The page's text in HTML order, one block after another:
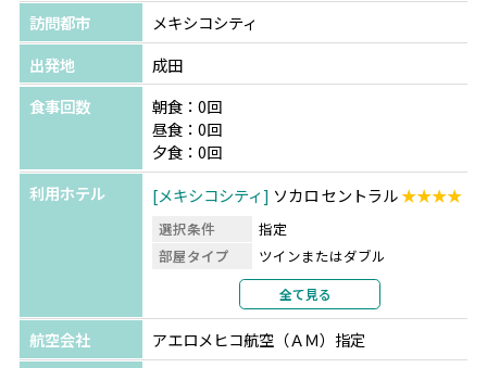
訪問都市
メキシコシティ
出発地
成田
食事回数
朝食：0回
昼食：0回
夕食：0回
利用ホテル
メキシコシティ ソカロ セントラル★★★★
選択条件
指定
部屋タイプ
ツインまたはダブル
2名1室利用
部屋カテゴリ
指定なし
全て見る
航空会社
アエロメヒコ航空（ＡＭ）指定